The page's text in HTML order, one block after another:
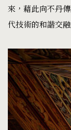
來，藉此向不丹
代技術的和諧交融